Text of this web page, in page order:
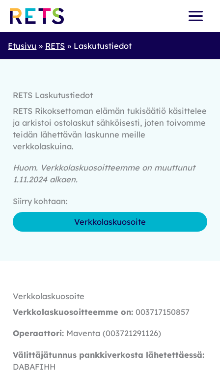
Skip
Etusivu
RETS Laskutustiedot
RETS Laskutustiedot
RETS Rikoksettoman elämän tukisäätiö käsittelee
ja arkistoi ostolaskut sähköisesti, joten toivomme
teidän lähettävän laskunne meille
verkkolaskuina.
Huom. Verkkolaskuosoitteemme on muuttunut
1.11.2024 alkaen.
Siirry kohtaan:
Verkkolaskuosoite
Verkkolaskuosoite
Verkkolaskuosoitteemme on: 003717150857
Operaattori: Maventa (003721291126)
Välittäjätunnus pankkiverkosta lähetettäessä:
DABAFIHH